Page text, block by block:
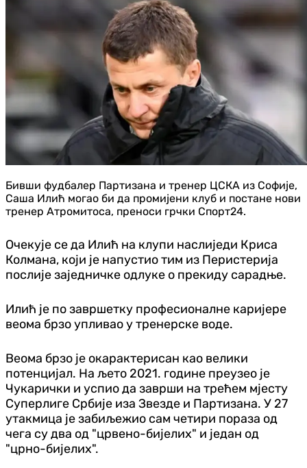
Бивши фудбалер Партизана и тренер ЦСКА из Софије,
Саша Илић могао би да промијени клуб и постане нови
тренер Атромитоса, преноси грчки Спорт24.
Очекује се да Илић на клупи наслиједи Криса
Колмана, који је напустио тим из Перистерија
послије заједничке одлуке о прекиду сарадње.
Илић је по завршетку професионалне каријере
веома брзо упливао у тренерске воде.
Веома брзо је окарактерисан као велики
потенцијал. На љето 2021. године преузео је
Чукарички и успио да заврши на трећем мјесту
Суперлиге Србије иза Звезде и Партизана. У 27
утакмица је забиљежио сам четири пораза од
чега су два од "црвено-бијелих" и један од
"црно-бијелих".